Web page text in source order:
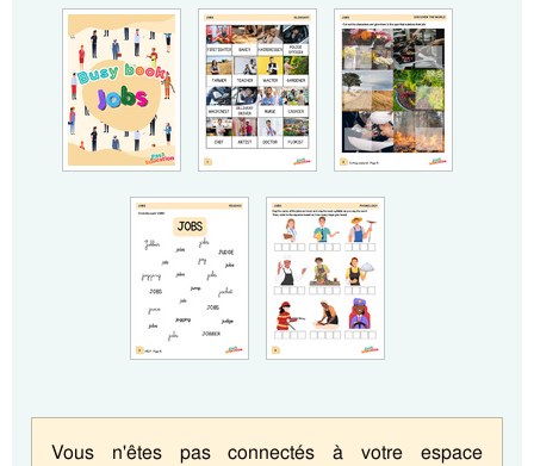
Vous n'êtes pas connectés à votre espace